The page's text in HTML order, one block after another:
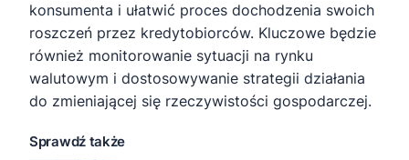
konsumenta i ułatwić proces dochodzenia swoich
roszczeń przez kredytobiorców. Kluczowe będzie
również monitorowanie sytuacji na rynku
walutowym i dostosowywanie strategii działania
do zmieniającej się rzeczywistości gospodarczej.
Sprawdź także